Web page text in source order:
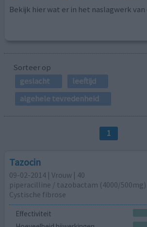
Bekijk hier wat er in het naslagwerk
Sorteer op
geslacht
leeftijd
algehele tevredenheid
1
Tazocin
09-02-2014 | Vrouw | 40
piperacilline / tazobactam (4000/500mg)
Cystische fibrose
Effectiviteit